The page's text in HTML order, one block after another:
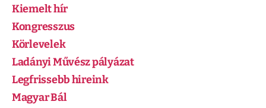
Kiemelt hír
Kongresszus
Körlevelek
Ladányi Művész pályázat
Legfrissebb hireink
Magyar Bál